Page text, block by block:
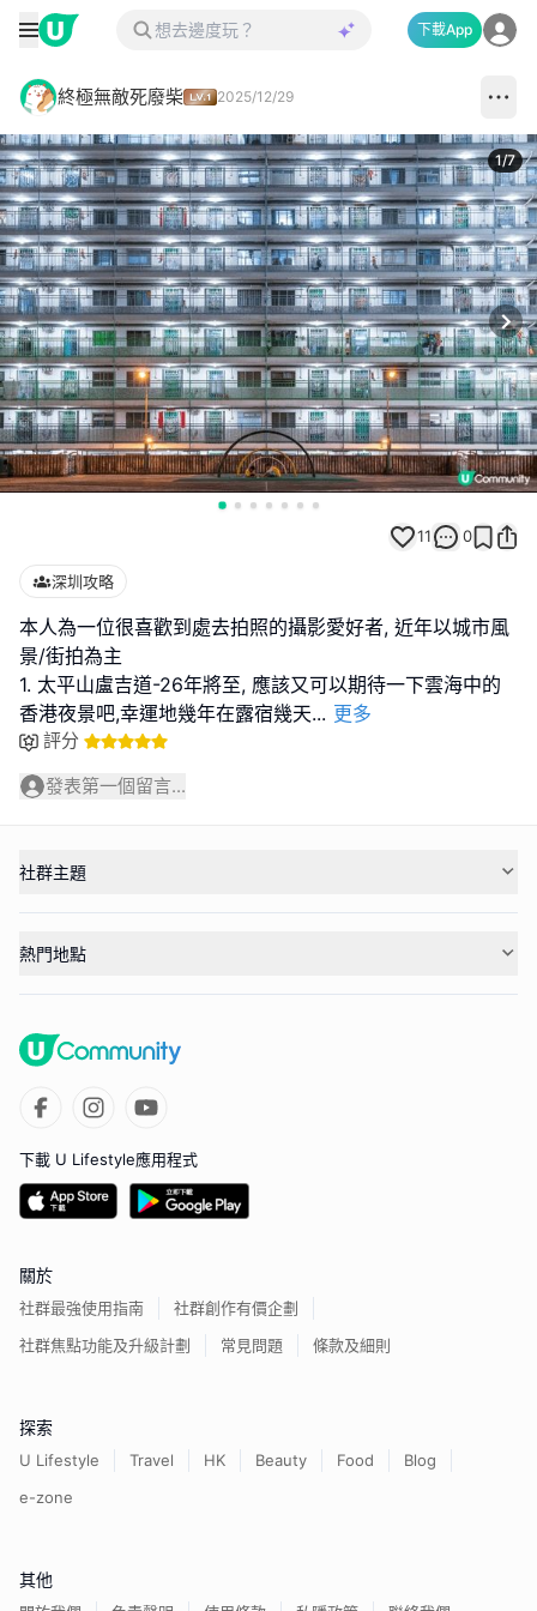
下載App
終極無敵死廢柴 2025/12/29
1/7
11 0
深圳攻略
本人為一位很喜歡到處去拍照的攝影愛好者, 近年以城市風
景/街拍為主
1. 太平山盧吉道-26年將至, 應該又可以期待一下雲海中的
香港夜景吧,幸運地幾年在露宿幾天... 更多
評分
發表第一個留言...
社群主題
熱門地點
下載 U Lifestyle應用程式
關於
社群最強使用指南
社群創作有價企劃
社群焦點功能及升級計劃
常見問題 條款及細則
探索
U Lifestyle Travel HK Beauty Food
Blog
e-zone
其他